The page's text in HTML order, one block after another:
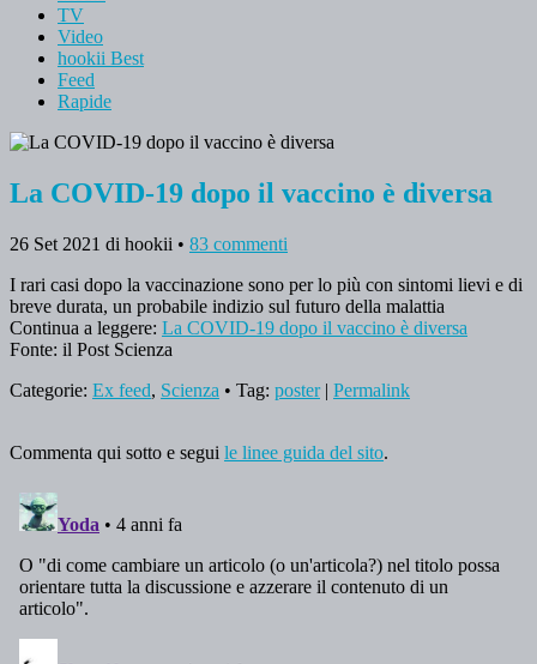
TV
Video
hookii Best
Feed
Rapide
La COVID-19 dopo il vaccino è diversa
26 Set 2021 di hookii • 83 commenti
I rari casi dopo la vaccinazione sono per lo più con sintomi lievi e di
breve durata, un probabile indizio sul futuro della malattia
Continua a leggere: La COVID-19 dopo il vaccino è diversa
Fonte: il Post Scienza
Categorie: Ex feed, Scienza • Tag: poster| Permalink
Commenta qui sotto e segui le linee guida del sito.